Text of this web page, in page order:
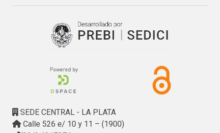
SEDE CENTRAL - LA PLATA
Calle 526 e/ 10 y 11 – (1900)